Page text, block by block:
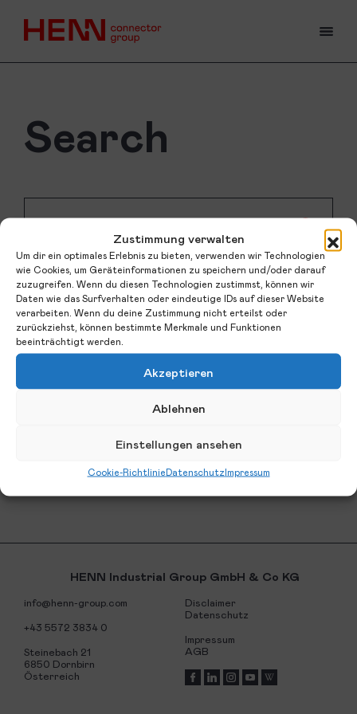
Zustimmung verwalten
Um dir ein optimales Erlebnis zu bieten, verwenden wir Technologien
wie Cookies, um Geräteinformationen zu speichern und/oder darauf
zuzugreifen. Wenn du diesen Technologien zustimmst, können wir
Daten wie das Surfverhalten oder eindeutige IDs auf dieser Website
verarbeiten. Wenn du deine Zustimmung nicht erteilst oder
zurückziehst, können bestimmte Merkmale und Funktionen
beeinträchtigt werden.
Akzeptieren
Ablehnen
Einstellungen ansehen
Cookie-RichtlinieDatenschutzImpressum
Search
Search
Loading
HENN Industrial Group GmbH & Co KG
info@henn-group.com
+43 5572 3834 0
Steinebach 21
6850 Dornbirn
Österreich
Disclaimer
Datenschutz
Impressum
AGB
Facebook
LinkedInInstagram
YoutubeWikipedia